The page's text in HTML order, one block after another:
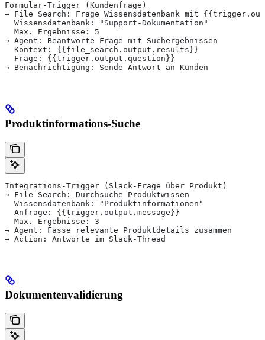
Formular-Trigger (Kundenfrage)
→ File Search: Frage Wissensdatenbank mit
  Wissensdatenbank: "Support-Dokumentation"
  Max. Ergebnisse: 5
→ Agent: Beantworte Frage mit Suchergebnissen
  Kontext: {{file_search.output.results}}
  Frage: {{trigger.output.question}}
→ Benachrichtigung: Sende Antwort an Kunden
Produktinformations-Suche
Integrations-Trigger (Slack-Frage über Produkt)
→ File Search: Durchsuche Produktwissen
  Wissensdatenbank: "Produktinformationen"
  Anfrage: {{trigger.output.message}}
  Max. Ergebnisse: 3
→ Agent: Fasse relevante Produktdetails zusammen
→ Action: Antworte im Slack-Thread
Dokumentenvalidierung